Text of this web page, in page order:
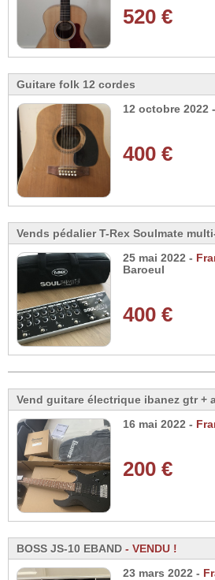
520 €
Guitare folk 12 cordes
12 octobre 2022 -
400 €
Vends pédalier T-Rex Soulmate
25 mai 2022 -
Baroeul
400 €
Vend guitare électrique ibanez gtr +
16 mai 2022 -
200 €
BOSS JS-10 EBAND - VENDU !
23 mars 2022 -